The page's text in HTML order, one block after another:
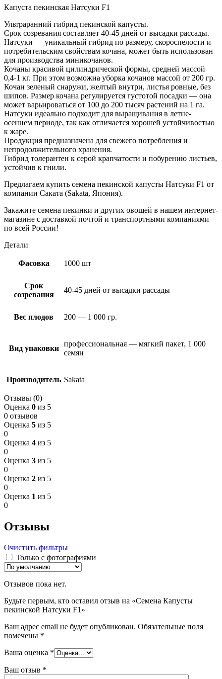
Капуста пекинская Натсуки F1
Ультраранний гибрид пекинской капусты.
Срок созревания составляет 40-45 дней от высадки рассады.
Натсуки — уникальный гибрид по размеру, скороспелости и
потребительским свойствам кочана, может быть использован
для производства миникочанов.
Кочаны красивой цилиндрической формы, средней массой
0,4-1 кг. При этом возможна уборка кочанов массой от 200 гр.
Кочан зеленый снаружи, желтый внутри, листья ровные, без
шипов. Размер кочана регулируется густотой посадки — она
может варьироваться от 100 до 200 тысяч растений на 1 га.
Натсуки идеально подходит для выращивания в летне-
осеннем периоде, так как отличается хорошей устойчивостью
к жаре.
Продукция предназначена для свежего потребления и
непродолжительного хранения.
Гибрид толерантен к серой крапчатости и побурению листьев,
устойчив к гнили.
Предлагаем купить семена пекинской капусты Натсуки F1 от
компании Саката (Sakata, Япония).
Закажите семена пекинки и других овощей в нашем интернет-
магазине с доставкой почтой и транспортными компаниями
по всей России!
Детали
Фасовка 1000 шт
Срок
созревания
40-45 дней от высадки рассады
Вес плодов 200 — 1 000 гр.
Вид упаковки
профессиональная — мягкий пакет, 1 000
семян
Производитель Sakata
Отзывы (0)
Оценка 0 из 5
0 отзывов
Оценка 5 из 5
0
Оценка 4 из 5
0
Оценка 3 из 5
0
Оценка 2 из 5
0
Оценка 1 из 5
0
Отзывы
Очистить фильтры
Только с фотографиями
Отзывов пока нет.
Будьте первым, кто оставил отзыв на «Семена Капусты
пекинской Натсуки F1»
Ваш адрес email не будет опубликован. Обязательные поля
помечены *
Ваша оценка *
Ваш отзыв *